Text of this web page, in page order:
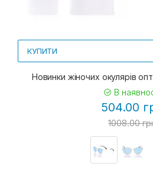
КУПИТИ
Новинки жіночих окулярів
В
504.00
1008.00